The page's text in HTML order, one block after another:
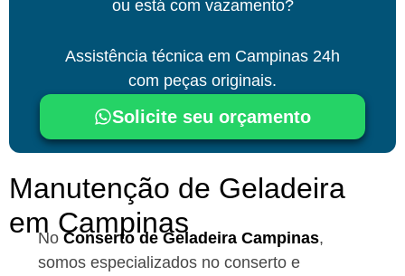
ou está com vazamento?
Assistência técnica em Campinas 24h
com peças originais.
Solicite seu orçamento
Manutenção de Geladeira
em Campinas
NoConserto de Geladeira Campinas,
somos especializados no conserto e